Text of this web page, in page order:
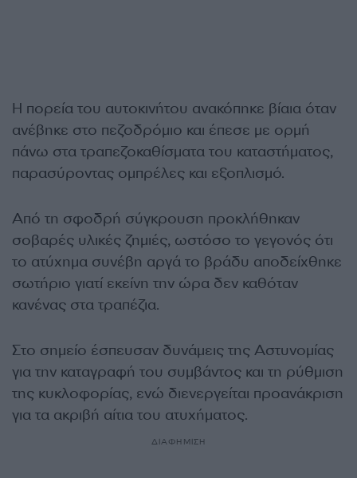
Η πορεία του αυτοκινήτου ανακόπηκε βίαια όταν
ανέβηκε στο πεζοδρόμιο και έπεσε με ορμή
πάνω στα τραπεζοκαθίσματα του καταστήματος,
παρασύροντας ομπρέλες και εξοπλισμό.
Από τη σφοδρή σύγκρουση προκλήθηκαν
σοβαρές υλικές ζημιές, ωστόσο το γεγονός ότι
το ατύχημα συνέβη αργά το βράδυ αποδείχθηκε
σωτήριο γιατί εκείνη την ώρα δεν καθόταν
κανένας στα τραπέζια.
Στο σημείο έσπευσαν δυνάμεις της Αστυνομίας
για την καταγραφή του συμβάντος και τη ρύθμιση
της κυκλοφορίας, ενώ διενεργείται προανάκριση
για τα ακριβή αίτια του ατυχήματος.
ΔΙΑΦΗΜΙΣΗ